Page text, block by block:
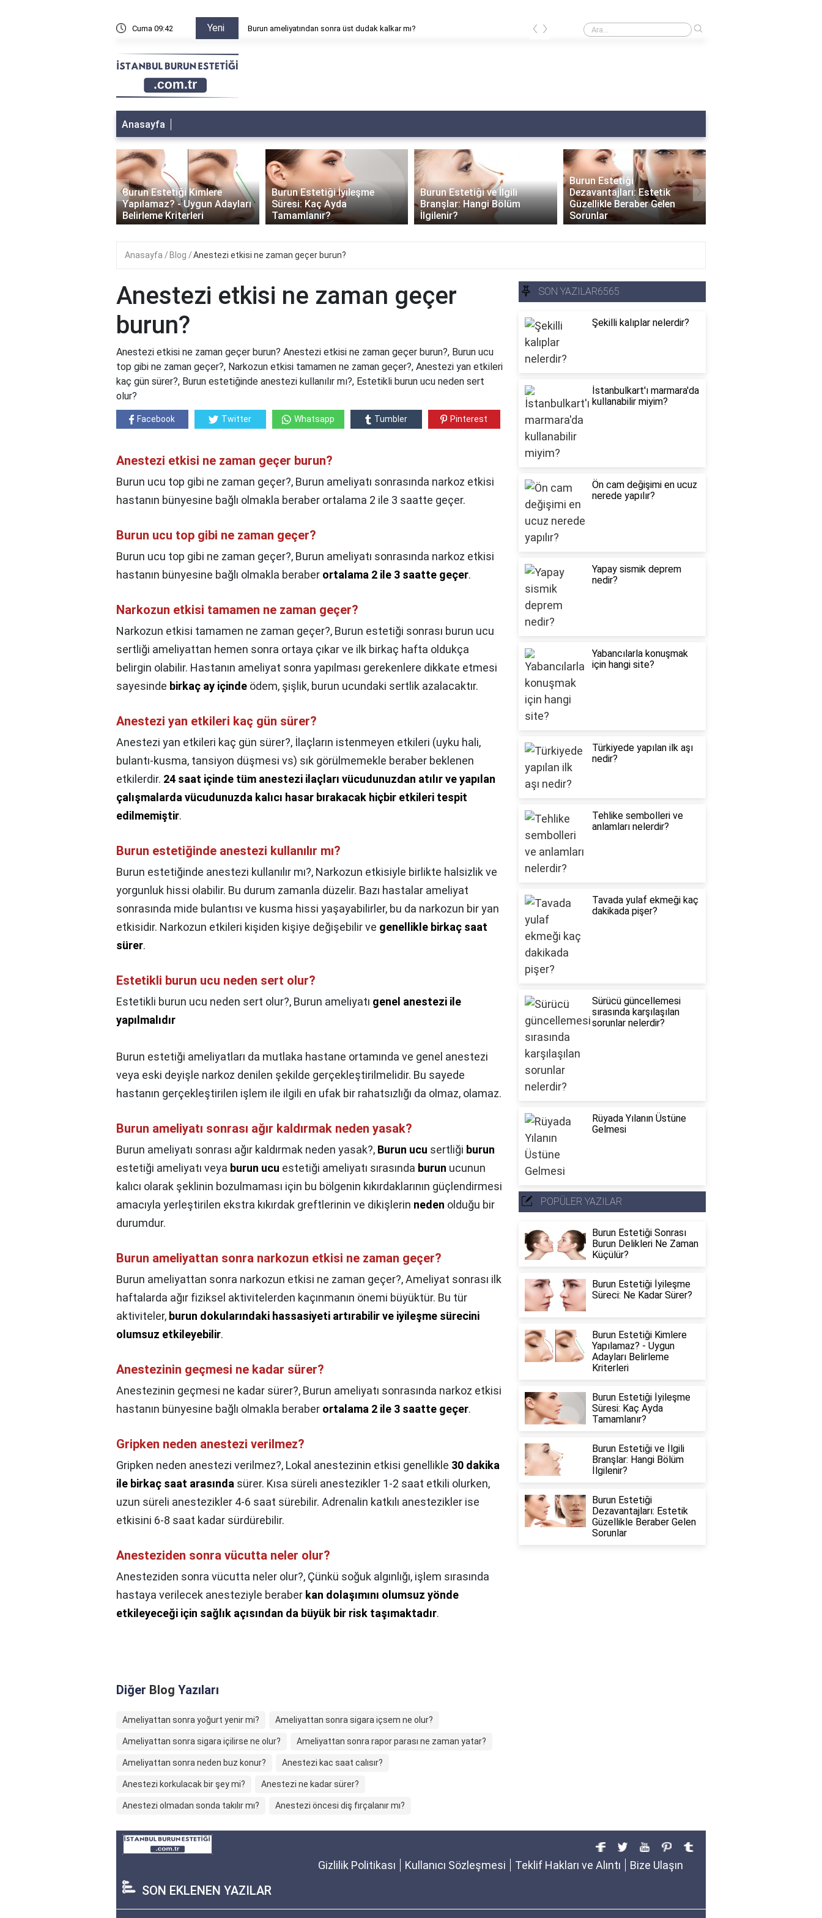
Cuma 09:42 Yeni Burun ameliyatından sonra üst dudak kalkar mı? Burnumda et var ne yapmalıyım?
‹ ›
Anasayfa
Burun Estetiği Kimlere
Yapılamaz? - Uygun Adayları
Belirleme Kriterleri
Burun Estetiği İyileşme
Süresi: Kaç Ayda
Tamamlanır?
Burun Estetiği ve İlgili
Branşlar: Hangi Bölüm
İlgilenir?
Burun Estetiği
Dezavantajları: Estetik
Güzellikle Beraber Gelen
Sorunlar
‹ ›
Anasayfa Blog Anestezi etkisi ne zaman geçer burun?
Anestezi etkisi ne zaman geçer
burun?
Anestezi etkisi ne zaman geçer burun? Anestezi etkisi ne zaman geçer burun?, Burun ucu
top gibi ne zaman geçer?, Narkozun etkisi tamamen ne zaman geçer?, Anestezi yan etkileri
kaç gün sürer?, Burun estetiğinde anestezi kullanılır mı?, Estetikli burun ucu neden sert
olur?
Facebook Twitter Whatsapp Tumbler Pinterest
Anestezi etkisi ne zaman geçer burun?
Burun ucu top gibi ne zaman geçer?, Burun ameliyatı sonrasında narkoz etkisi
hastanın bünyesine bağlı olmakla beraber ortalama 2 ile 3 saatte geçer.
Burun ucu top gibi ne zaman geçer?
Burun ucu top gibi ne zaman geçer?, Burun ameliyatı sonrasında narkoz etkisi
hastanın bünyesine bağlı olmakla beraber ortalama 2 ile 3 saatte geçer.
Narkozun etkisi tamamen ne zaman geçer?
Narkozun etkisi tamamen ne zaman geçer?, Burun estetiği sonrası burun ucu
sertliği ameliyattan hemen sonra ortaya çıkar ve ilk birkaç hafta oldukça
belirgin olabilir. Hastanın ameliyat sonra yapılması gerekenlere dikkate etmesi
sayesinde birkaç ay içinde ödem, şişlik, burun ucundaki sertlik azalacaktır.
Anestezi yan etkileri kaç gün sürer?
Anestezi yan etkileri kaç gün sürer?, İlaçların istenmeyen etkileri (uyku hali,
bulantı-kusma, tansiyon düşmesi vs) sık görülmemekle beraber beklenen
etkilerdir. 24 saat içinde tüm anestezi ilaçları vücudunuzdan atılır ve yapılan
çalışmalarda vücudunuzda kalıcı hasar bırakacak hiçbir etkileri tespit
edilmemiştir.
Burun estetiğinde anestezi kullanılır mı?
Burun estetiğinde anestezi kullanılır mı?, Narkozun etkisiyle birlikte halsizlik ve
yorgunluk hissi olabilir. Bu durum zamanla düzelir. Bazı hastalar ameliyat
sonrasında mide bulantısı ve kusma hissi yaşayabilirler, bu da narkozun bir yan
etkisidir. Narkozun etkileri kişiden kişiye değişebilir ve genellikle birkaç saat
sürer.
Estetikli burun ucu neden sert olur?
Estetikli burun ucu neden sert olur?, Burun ameliyatı genel anestezi ile
yapılmalıdır
Burun estetiği ameliyatları da mutlaka hastane ortamında ve genel anestezi
veya eski deyişle narkoz denilen şekilde gerçekleştirilmelidir. Bu sayede
hastanın gerçekleştirilen işlem ile ilgili en ufak bir rahatsızlığı da olmaz, olamaz.
Burun ameliyatı sonrası ağır kaldırmak neden yasak?
Burun ameliyatı sonrası ağır kaldırmak neden yasak?, Burun ucu sertliği burun
estetiği ameliyatı veya burun ucu estetiği ameliyatı sırasında burun ucunun
kalıcı olarak şeklinin bozulmaması için bu bölgenin kıkırdaklarının güçlendirmesi
amacıyla yerleştirilen ekstra kıkırdak greftlerinin ve dikişlerin neden olduğu bir
durumdur.
Burun ameliyattan sonra narkozun etkisi ne zaman geçer?
Burun ameliyattan sonra narkozun etkisi ne zaman geçer?,Ameliyat sonrası ilk
haftalarda ağır fiziksel aktivitelerden kaçınmanın önemi büyüktür. Bu tür
aktiviteler, burun dokularındaki hassasiyeti artırabilir ve iyileşme sürecini
olumsuz etkileyebilir.
Anestezinin geçmesi ne kadar sürer?
Anestezinin geçmesi ne kadar sürer?, Burun ameliyatı sonrasında narkoz etkisi
hastanın bünyesine bağlı olmakla beraber ortalama 2 ile 3 saatte geçer.
Gripken neden anestezi verilmez?
Gripken neden anestezi verilmez?, Lokal anestezinin etkisi genellikle 30 dakika
ile birkaç saat arasında sürer. Kısa süreli anestezikler 1-2 saat etkili olurken,
uzun süreli anestezikler 4-6 saat sürebilir. Adrenalin katkılı anestezikler ise
etkisini 6-8 saat kadar sürdürebilir.
Anesteziden sonra vücutta neler olur?
Anesteziden sonra vücutta neler olur?, Çünkü soğuk algınlığı, işlem sırasında
hastaya verilecek anesteziyle beraber kan dolaşımını olumsuz yönde
etkileyeceği için sağlık açısından da büyük bir risk taşımaktadır.
Diğer Blog Yazıları
Ameliyattan sonra yoğurt yenir mi? Ameliyattan sonra sigara içsem ne olur?
Ameliyattan sonra sigara içilirse ne olur? Ameliyattan sonra rapor parası ne zaman yatar?
Ameliyattan sonra neden buz konur? Anestezi kac saat calısır?
Anestezi korkulacak bir şey mi? Anestezi ne kadar sürer?
Anestezi olmadan sonda takılır mı? Anestezi öncesi diş fırçalanır mı?
SON YAZILAR6565
Şekilli kalıplar nelerdir?
İstanbulkart'ı marmara'da
kullanabilir miyim?
Ön cam değişimi en ucuz
nerede yapılır?
Yapay sismik deprem
nedir?
Yabancılarla konuşmak
için hangi site?
Türkiyede yapılan ilk aşı
nedir?
Tehlike sembolleri ve
anlamları nelerdir?
Tavada yulaf ekmeği kaç
dakikada pişer?
Sürücü güncellemesi
sırasında karşılaşılan
sorunlar nelerdir?
Rüyada Yılanın Üstüne
Gelmesi
POPÜLER YAZILAR
Burun Estetiği Sonrası
Burun Delikleri Ne Zaman
Küçülür?
Burun Estetiği İyileşme
Süreci: Ne Kadar Sürer?
Burun Estetiği Kimlere
Yapılamaz? - Uygun
Adayları Belirleme
Kriterleri
Burun Estetiği İyileşme
Süresi: Kaç Ayda
Tamamlanır?
Burun Estetiği ve İlgili
Branşlar: Hangi Bölüm
İlgilenir?
Burun Estetiği
Dezavantajları: Estetik
Güzellikle Beraber Gelen
Sorunlar
Gizlilik Politikası Kullanıcı Sözleşmesi Teklif Hakları ve Alıntı Bize Ulaşın
SON EKLENEN YAZILAR